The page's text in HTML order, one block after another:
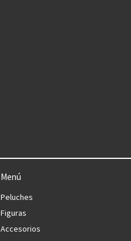
Menú
Peluches
Figuras
Accesorios